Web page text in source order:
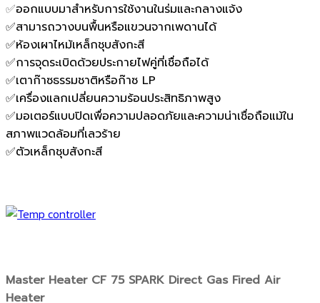
✅ออกแบบมาสำหรับการใช้งานในร่มและกลางแจ้ง
✅สามารถวางบนพื้นหรือแขวนจากเพดานได้
✅ห้องเผาไหม้เหล็กชุบสังกะสี
✅การจุดระเบิดด้วยประกายไฟคู่ที่เชื่อถือได้
✅เตาก๊าซธรรมชาติหรือก๊าซ LP
✅เครื่องแลกเปลี่ยนความร้อนประสิทธิภาพสูง
✅มอเตอร์แบบปิดเพื่อความปลอดภัยและความน่าเชื่อถือแม้ใน
สภาพแวดล้อมที่เลวร้าย
✅ตัวเหล็กชุบสังกะสี
Master Heater CF 75 SPARK Direct Gas Fired Air
Heater